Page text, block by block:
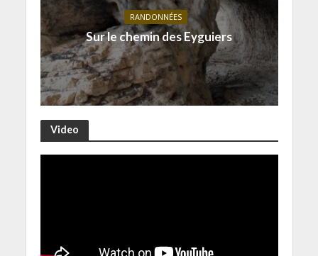
RANDONNÉES
Sur le chemin des Eyguiers
Video